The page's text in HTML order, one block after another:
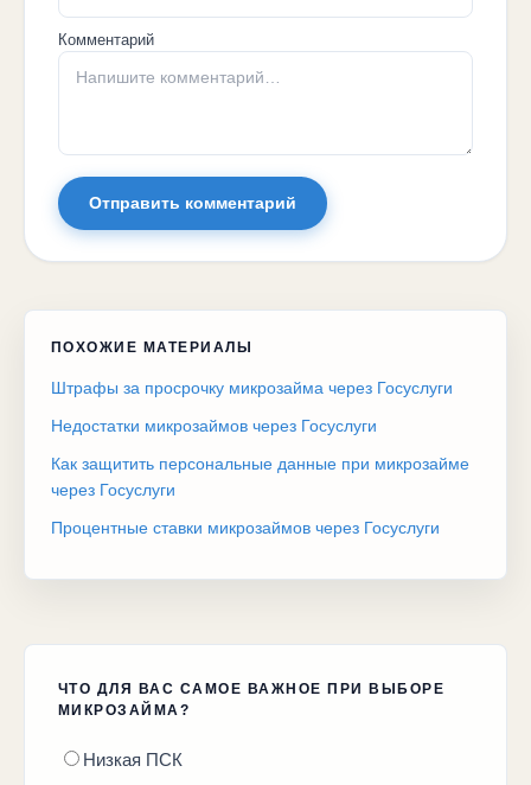
Комментарий
Отправить комментарий
ПОХОЖИЕ МАТЕРИАЛЫ
Штрафы за просрочку микрозайма через Госуслуги
Недостатки микрозаймов через Госуслуги
Как защитить персональные данные при микрозайме
через Госуслуги
Процентные ставки микрозаймов через Госуслуги
ЧТО ДЛЯ ВАС САМОЕ ВАЖНОЕ ПРИ ВЫБОРЕ
МИКРОЗАЙМА?
Низкая ПСК